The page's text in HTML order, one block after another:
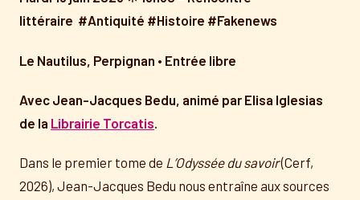
littéraire #Antiquité #Histoire #Fakenews
Le Nautilus, Perpignan • Entrée libre
Avec Jean-Jacques Bedu, animé par Elisa Iglesias
de la Librairie Torcatis
Dans le premier tome de L’Odyssée du savoir(Cerf,
2026), Jean-Jacques Bedu nous entraîne aux sources